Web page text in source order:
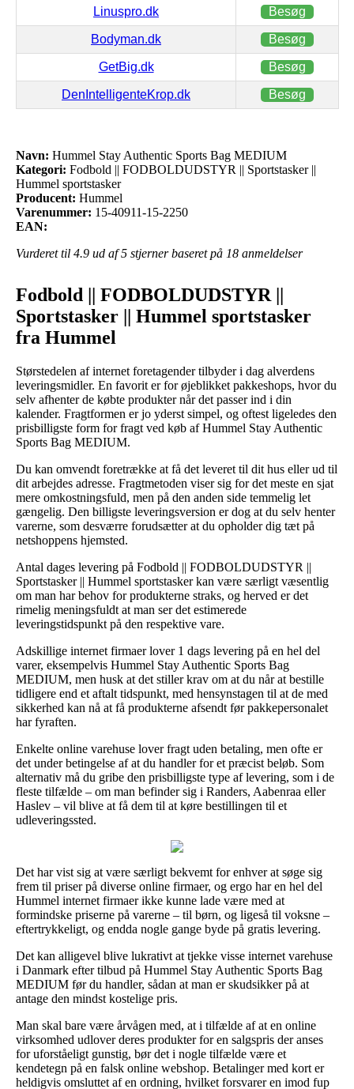
Linuspro.dk Besøg
Bodyman.dk Besøg
GetBig.dk Besøg
DenIntelligenteKrop.dk Besøg
Navn: Hummel Stay Authentic Sports Bag MEDIUM
Kategori: Fodbold || FODBOLDUDSTYR || Sportstasker ||
Hummel sportstasker
Producent: Hummel
Varenummer: 15-40911-15-2250
EAN:
Vurderet til 4.9 ud af 5 stjerner baseret på 18 anmeldelser
Fodbold || FODBOLDUDSTYR ||
Sportstasker || Hummel sportstasker
fra Hummel
Størstedelen af internet foretagender tilbyder i dag alverdens
leveringsmidler. En favorit er for øjeblikket pakkeshops, hvor du
selv afhenter de købte produkter når det passer ind i din
kalender. Fragtformen er jo yderst simpel, og oftest ligeledes den
prisbilligste form for fragt ved køb af Hummel Stay Authentic
Sports Bag MEDIUM.
Du kan omvendt foretrække at få det leveret til dit hus eller ud til
dit arbejdes adresse. Fragtmetoden viser sig for det meste en sjat
mere omkostningsfuld, men på den anden side temmelig let
gængelig. Den billigste leveringsversion er dog at du selv henter
varerne, som desværre forudsætter at du opholder dig tæt på
netshoppens hjemsted.
Antal dages levering på Fodbold || FODBOLDUDSTYR ||
Sportstasker || Hummel sportstasker kan være særligt væsentlig
om man har behov for produkterne straks, og herved er det
rimelig meningsfuldt at man ser det estimerede
leveringstidspunkt på den respektive vare.
Adskillige internet firmaer lover 1 dags levering på en hel del
varer, eksempelvis Hummel Stay Authentic Sports Bag
MEDIUM, men husk at det stiller krav om at du når at bestille
tidligere end et aftalt tidspunkt, med hensynstagen til at de med
sikkerhed kan nå at få produkterne afsendt før pakkepersonalet
har fyraften.
Enkelte online varehuse lover fragt uden betaling, men ofte er
det under betingelse af at du handler for et præcist beløb. Som
alternativ må du gribe den prisbilligste type af levering, som i de
fleste tilfælde – om man befinder sig i Randers, Aabenraa eller
Haslev – vil blive at få dem til at køre bestillingen til et
udleveringssted.
Det har vist sig at være særligt bekvemt for enhver at søge sig
frem til priser på diverse online firmaer, og ergo har en hel del
Hummel internet firmaer ikke kunne lade være med at
formindske priserne på varerne – til børn, og ligeså til voksne –
eftertrykkeligt, og endda nogle gange byde på gratis levering.
Det kan alligevel blive lukrativt at tjekke visse internet varehuse
i Danmark efter tilbud på Hummel Stay Authentic Sports Bag
MEDIUM før du handler, sådan at man er skudsikker på at
antage den mindst kostelige pris.
Man skal bare være årvågen med, at i tilfælde af at en online
virksomhed udlover deres produkter for en salgspris der anses
for uforståeligt gunstig, bør det i nogle tilfælde være et
kendetegn på en falsk online webshop. Betalinger med kort er
heldigvis omsluttet af en ordning, hvilket forsvarer en imod fup